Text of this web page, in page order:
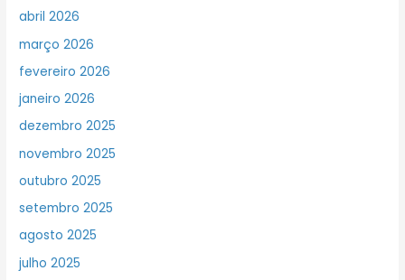
abril 2026
março 2026
fevereiro 2026
janeiro 2026
dezembro 2025
novembro 2025
outubro 2025
setembro 2025
agosto 2025
julho 2025